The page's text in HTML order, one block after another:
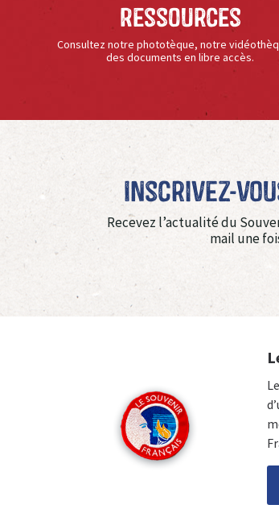
Ressources
Consultez notre phototèque, notre
des documents en libre accès.
Inscrivez-
Recevez l’actualité du
mail une